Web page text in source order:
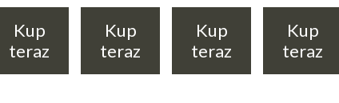
Kup
teraz
Kup
teraz
Kup
teraz
Kup
teraz